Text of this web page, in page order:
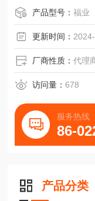
升降应用
产品型号：福业
更新时间：
厂商性质：代理
访问量：678
服务热线
86-
产品分类